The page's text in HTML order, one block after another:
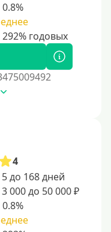
4
5 до 168 дней
3 000 до 50 000 ₽